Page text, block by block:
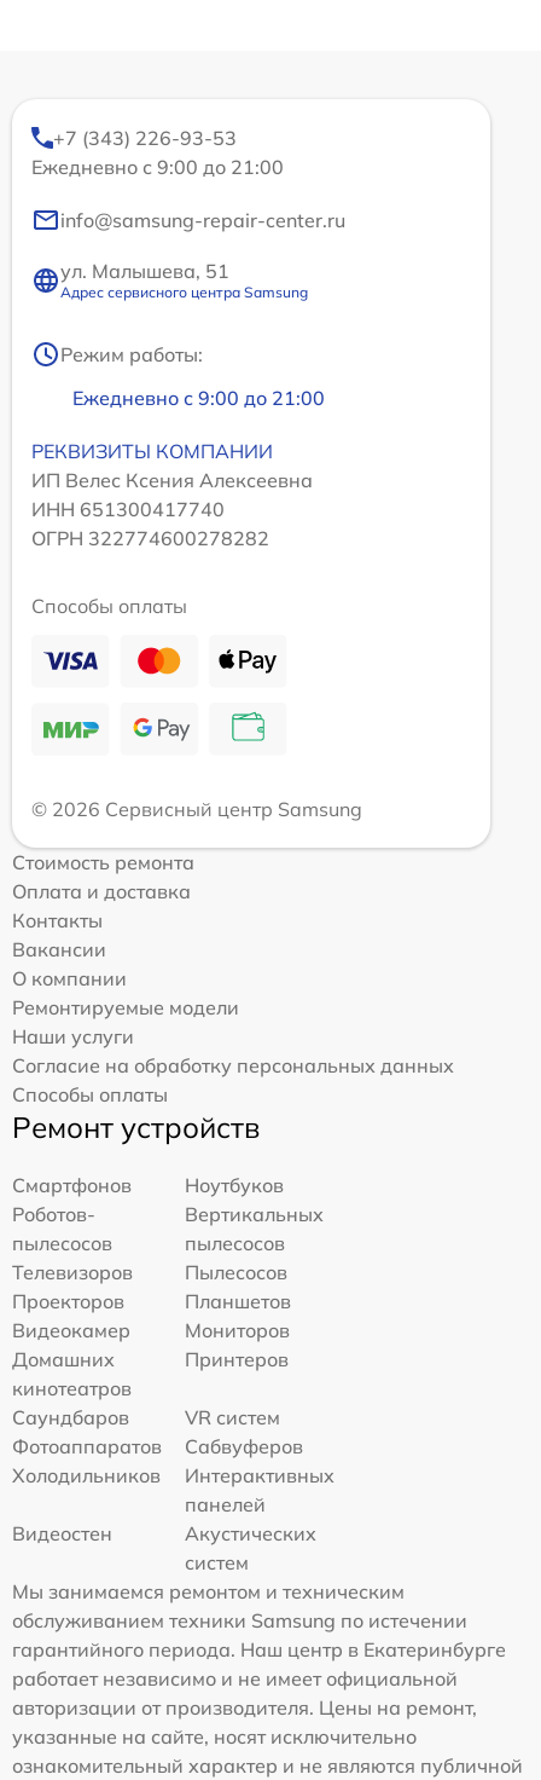
+7 (343) 226-93-53
Ежедневно с 9:00 до 21:00
info@samsung-repair-center.ru
ул. Малышева, 51
Адрес сервисного центра Samsung
Режим работы:
Ежедневно с 9:00 до 21:00
РЕКВИЗИТЫ КОМПАНИИ
ИП Велес Ксения Алексеевна
ИНН 651300417740
ОГРН 322774600278282
Способы оплаты
© 2026 Сервисный центр Samsung
Стоимость ремонта
Оплата и доставка
Контакты
Вакансии
О компании
Ремонтируемые модели
Наши услуги
Согласие на обработку персональных данных
Способы оплаты
Ремонт устройств
Смартфонов
Ноутбуков
Роботов-
пылесосов
Вертикальных
пылесосов
Телевизоров
Пылесосов
Проекторов
Планшетов
Видеокамер
Мониторов
Домашних
кинотеатров
Принтеров
Саундбаров
VR систем
Фотоаппаратов
Сабвуферов
Холодильников
Интерактивных
панелей
Видеостен
Акустических
систем
Мы занимаемся ремонтом и техническим
обслуживанием техники Samsung по истечении
гарантийного периода. Наш центр в Екатеринбурге
работает независимо и не имеет официальной
авторизации от производителя. Цены на ремонт,
указанные на сайте, носят исключительно
ознакомительный характер и не являются публичной